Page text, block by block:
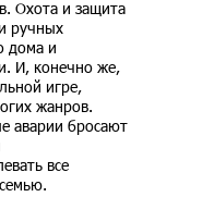
Охота и защита
ручных
дома и
И, конечно же,
игре,
жанров.
аварии бросают
все